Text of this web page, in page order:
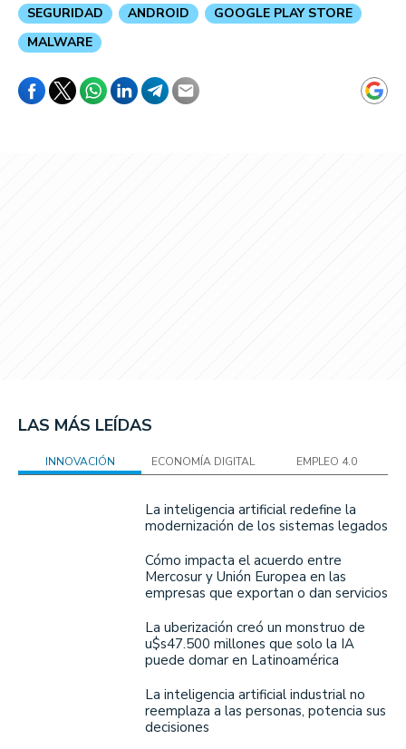
SEGURIDAD ANDROID
GOOGLE PLAY STORE
MALWARE
LAS MÁS LEÍDAS
INNOVACIÓN ECONOMÍA DIGITAL EMPLEO 4.0
La inteligencia artificial redefine la
modernización de los sistemas legados
Cómo impacta el acuerdo entre
Mercosur y Unión Europea en las
empresas que exportan o dan servicios
La uberización creó un monstruo de
u$s47.500 millones que solo la IA
puede domar en Latinoamérica
La inteligencia artificial industrial no
reemplaza a las personas, potencia sus
decisiones